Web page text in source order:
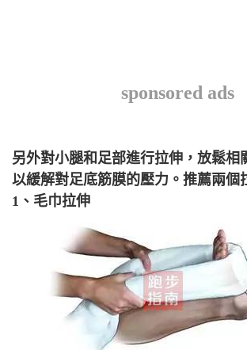
sponsored ads
另外對小腿和足部進行拉伸，放鬆相
以緩解對足底筋膜的壓力。推薦兩個
1、毛巾拉伸